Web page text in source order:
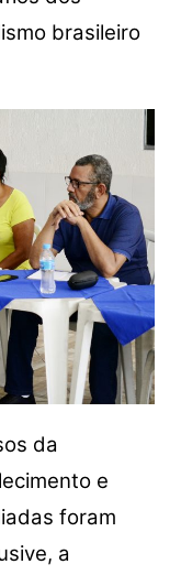
brasileiro
da
e
foram
a